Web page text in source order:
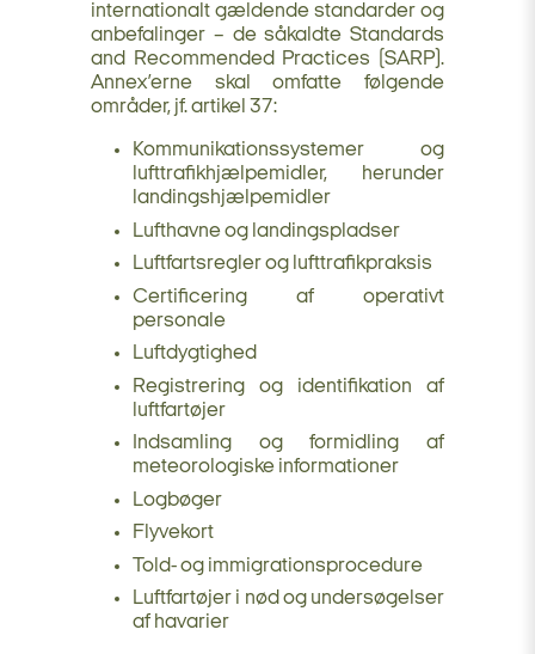
internationalt gældende standarder og
anbefalinger – de såkaldte Standards
and Recommended Practices (SARP).
Annex’erne skal omfatte følgende
områder, jf. artikel 37:
Kommunikationssystemer og
lufttrafikhjælpemidler, herunder
landingshjælpemidler
Lufthavne og landingspladser
Luftfartsregler og lufttrafikpraksis
Certificering af operativt
personale
Luftdygtighed
Registrering og identifikation af
luftfartøjer
Indsamling og formidling af
meteorologiske informationer
Logbøger
Flyvekort
Told- og immigrationsprocedure
Luftfartøjer i nød og undersøgelser
af havarier